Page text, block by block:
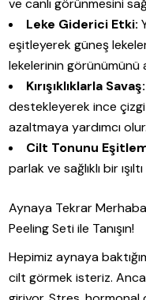
ve canlı görünmesini
Leke Giderici Etki:
eşitleyerek güneş
lekelerinin görünümünü
Kırışıklıklarla Savaş:
destekleyerek ince çizgi
azaltmaya yardımcı olur.
Cilt Tonunu
parlak ve sağlıklı bir
Aynaya Tekrar
Peeling Seti ile Tanışın!
Hepimiz aynaya
cilt görmek isteriz.